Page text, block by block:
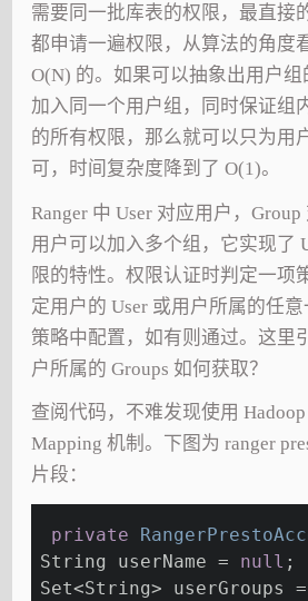
需要同一批库表的权限，最直接
都申请一遍权限，从算法的角度
O(N) 的。如果可以抽象出用户组
加入同一个用户组，同时保证组
的所有权限，那么就可以只为用
可，时间复杂度降到了 O(1)。
Ranger 中 User 对应用户，
用户可以加入多个组，它实现了
限的特性。权限认证时判定一项
定用户的 User 或用户所属的任
策略中配置，如有则通过。这里
户所属的 Groups 如何获取？
查阅代码，不难发现使用 Hadoop
Mapping 机制。下图为 ranger
片段：
private
String userName = null ;
Set<String> userGroups =